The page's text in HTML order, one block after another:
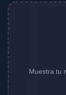
Muestra tu